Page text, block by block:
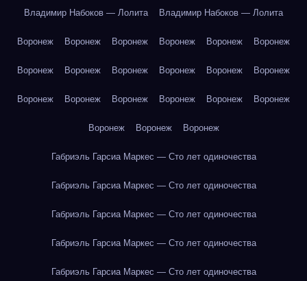
Владимир Набоков — Лолита Владимир Набоков — Лолита
Воронеж Воронеж Воронеж Воронеж Воронеж Воронеж
Воронеж Воронеж Воронеж Воронеж Воронеж Воронеж
Воронеж Воронеж Воронеж Воронеж Воронеж Воронеж
Воронеж Воронеж Воронеж
Габриэль Гарсиа Маркес — Сто лет одиночества
Габриэль Гарсиа Маркес — Сто лет одиночества
Габриэль Гарсиа Маркес — Сто лет одиночества
Габриэль Гарсиа Маркес — Сто лет одиночества
Габриэль Гарсиа Маркес — Сто лет одиночества